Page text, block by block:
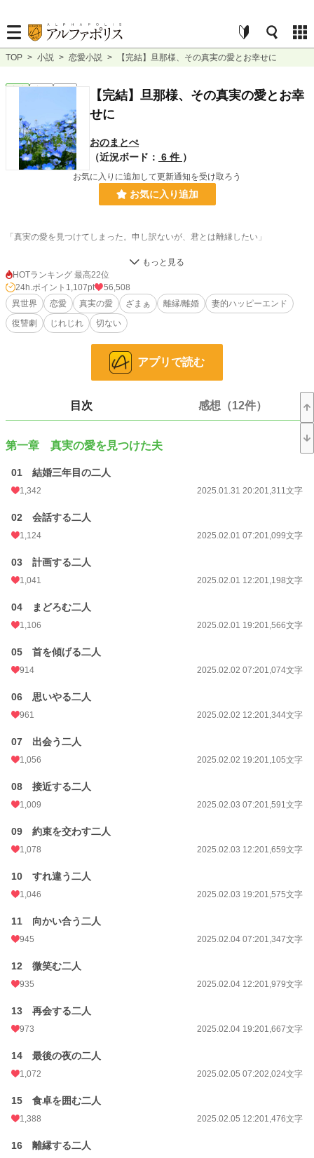
TOP > 小説 > 恋愛小説 > 【完結】旦那様、その真実の愛とお幸せに
恋愛 完結 長編
【完結】旦那様、その真実の愛とお幸
せに
おのまとぺ
（近況ボード： 6 件 ）
お気に入りに追加して更新通知を受け取ろう
お気に入り追加
「真実の愛を見つけてしまった。申し訳ないが、君とは離縁したい」
結婚三年目の祝いの席で、遅れて現れた夫アントンが放った第一声。レミリアは
驚きつつも笑顔を作って夫を見上げる。
「承知いたしました、旦那様。その恋全力で応援します」
「え？」
な真似を始める。呆然とする者、訝しむ者に見守られ、迫りつつある別れの日を
二人はどういった形で迎えるのか。
◇真実の愛に目覚めた夫を支える妻の話
◇元サヤではありません
小説 1,250 位 / 229,023 件
恋愛
お気に入り 1,768
24h.ポイント
文字数 96,039
週間ポイント
月間ポイント 28,172 pt (1,655 位)
年間ポイント
累計ポイント 1,465,444 pt (3,979 位)
HOTランキング 最高22位
24h.ポイント 1,107pt
56,508
異世界
恋愛 真実の愛 ざまぁ 離縁/離婚
妻的ハッピーエンド
復讐劇
じれじれ 切ない
アプリで読む
目次 感想（12件）
第一章 真実の愛を見つけた夫
01 結婚三年目の二人
1,342 2025.01.31 20:201,311文字
02 会話する二人
1,124 2025.02.01 07:201,099文字
03 計画する二人
1,041 2025.02.01 12:201,198文字
04 まどろむ二人
1,106 2025.02.01 19:201,566文字
05 首を傾げる二人
914 2025.02.02 07:201,074文字
06 思いやる二人
961 2025.02.02 12:201,344文字
07 出会う二人
1,056 2025.02.02 19:201,105文字
08 接近する二人
1,009 2025.02.03 07:201,591文字
09 約束を交わす二人
1,078 2025.02.03 12:201,659文字
10 すれ違う二人
1,046 2025.02.03 19:201,575文字
11 向かい合う二人
945 2025.02.04 07:201,347文字
12 微笑む二人
935 2025.02.04 12:201,979文字
13 再会する二人
973 2025.02.04 19:201,667文字
14 最後の夜の二人
1,072 2025.02.05 07:202,024文字
15 食卓を囲む二人
1,388 2025.02.05 12:201,476文字
16 離縁する二人